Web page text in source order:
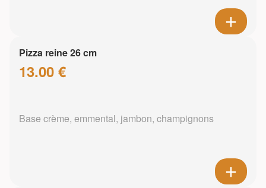
Pizza reine 26 cm
13.00 €
Base crème, emmental, jambon, champignons